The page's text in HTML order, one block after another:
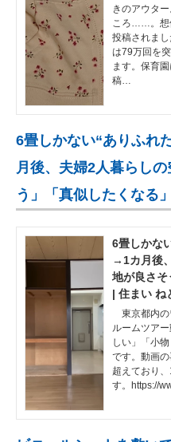
きのアウタ
ころ……。想
投稿されま
は79万回を
ます。保育
稿…
6畳しかない“ありふれ
月後、夫婦2人暮らし
う」「真似したくなる」
6畳しかな
→1カ月後
地が良さそ
| 住まい ね
東京都内の
ルームツア
しい」「小
です。動画
超えており
す。https://